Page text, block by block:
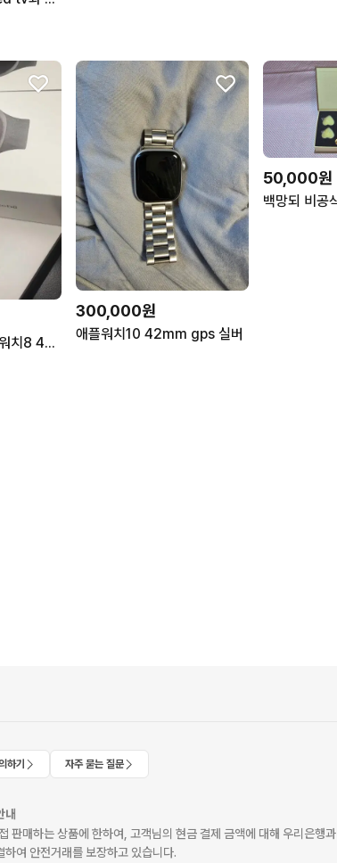
미개봉)삼성 갤럭시워치8 40mm 실버,그라파이트
300,000원
애플워치10 42mm gps 실버
50,000원
하기 자주 묻는 질문
내
판매하는 상품에 한하여, 고객님의 현금 결제 금액에 대해 우리은행과
여 안전거래를 보장하고 있습니다.